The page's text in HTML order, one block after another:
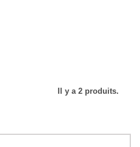
Il y a 2 produits.